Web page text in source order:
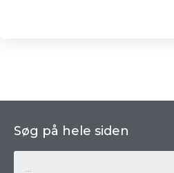
Søg på hele siden